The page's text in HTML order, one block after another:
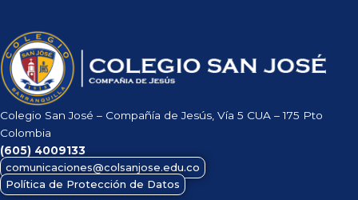
Colegio San José – Compañía de Jesús, Vía 5 CUA – 175 Pto
Colombia
(605) 4009133
comunicaciones@colsanjose.edu.co
Política de Protección de Datos